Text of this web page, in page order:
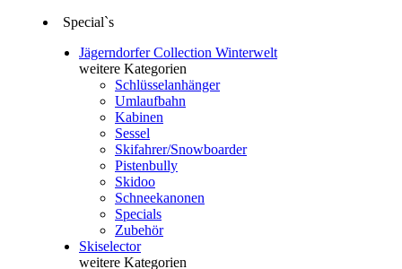
Special`s
Jägerndorfer Collection Winterwelt
weitere Kategorien
Schlüsselanhänger
Umlaufbahn
Kabinen
Sessel
Skifahrer/Snowboarder
Pistenbully
Skidoo
Schneekanonen
Specials
Zubehör
Skiselector
weitere Kategorien